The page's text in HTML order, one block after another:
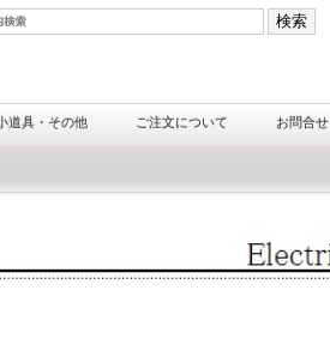
道具・その他 ご注文について お問合せ